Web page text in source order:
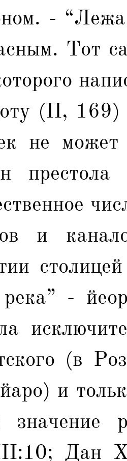
-
Тот
(II, 169)
не
и
-
(в
и
значение
Дан